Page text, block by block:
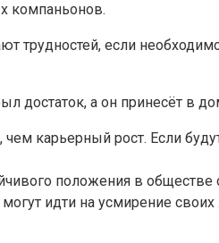
компаньонов.
трудностей, если
достаток, а он принесёт в
карьерный рост. Если
положения в
идти на усмирение